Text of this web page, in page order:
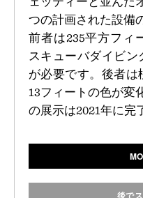
つの計画された設備
前者は235平方フィ
スキューバダイビ
が必要です。後者は
13フィートの色が変
の展示は2021年に完
後で